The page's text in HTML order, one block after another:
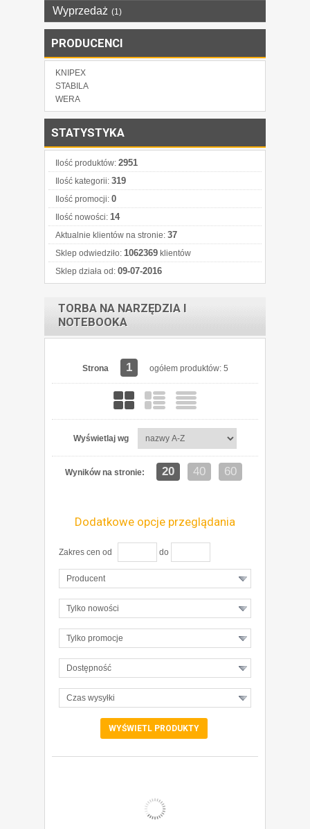
Wyprzedaż (1)
PRODUCENCI
KNIPEX
STABILA
WERA
STATYSTYKA
Ilość produktów: 2951
Ilość kategorii: 319
Ilość promocji: 0
Ilość nowości: 14
Aktualnie klientów na stronie: 37
Sklep odwiedziło: 1062369 klientów
Sklep działa od: 09-07-2016
TORBA NA NARZĘDZIA I
NOTEBOOKA
Strona 1 ogółem produktów: 5
Wyświetlaj wg
Wyników na stronie: 20 40 60
Dodatkowe opcje przeglądania
Zakres cen od do
Producent
Tylko nowości
Tylko promocje
Dostępność
Czas wysyłki
ZOBACZ SZCZEGÓŁY